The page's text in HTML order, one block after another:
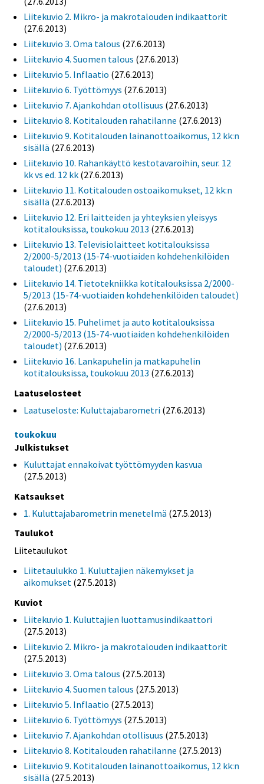
Liitekuvio 2. Mikro- ja makrotalouden indikaattorit
(27.6.2013)
Liitekuvio 3. Oma talous (27.6.2013)
Liitekuvio 4. Suomen talous (27.6.2013)
Liitekuvio 5. Inflaatio (27.6.2013)
Liitekuvio 6. Työttömyys (27.6.2013)
Liitekuvio 7. Ajankohdan otollisuus (27.6.2013)
Liitekuvio 8. Kotitalouden rahatilanne (27.6.2013)
Liitekuvio 9. Kotitalouden lainanottoaikomus, 12 kk:n
sisällä (27.6.2013)
Liitekuvio 10. Rahankäyttö kestotavaroihin, seur. 12
kk vs ed. 12 kk (27.6.2013)
Liitekuvio 11. Kotitalouden ostoaikomukset, 12 kk:n
sisällä (27.6.2013)
Liitekuvio 12. Eri laitteiden ja yhteyksien yleisyys
kotitalouksissa, toukokuu 2013 (27.6.2013)
Liitekuvio 13. Televisiolaitteet kotitalouksissa
2/2000-5/2013 (15-74-vuotiaiden kohdehenkilöiden
taloudet) (27.6.2013)
Liitekuvio 14. Tietotekniikka kotitalouksissa 2/2000-
5/2013 (15-74-vuotiaiden kohdehenkilöiden taloudet)
(27.6.2013)
Liitekuvio 15. Puhelimet ja auto kotitalouksissa
2/2000-5/2013 (15-74-vuotiaiden kohdehenkilöiden
taloudet) (27.6.2013)
Liitekuvio 16. Lankapuhelin ja matkapuhelin
kotitalouksissa, toukokuu 2013 (27.6.2013)
Laatuselosteet
Laatuseloste: Kuluttajabarometri (27.6.2013)
toukokuu
Julkistukset
Kuluttajat ennakoivat työttömyyden kasvua
(27.5.2013)
Katsaukset
1. Kuluttajabarometrin menetelmä (27.5.2013)
Taulukot
Liitetaulukot
Liitetaulukko 1. Kuluttajien näkemykset ja
aikomukset (27.5.2013)
Kuviot
Liitekuvio 1. Kuluttajien luottamusindikaattori
(27.5.2013)
Liitekuvio 2. Mikro- ja makrotalouden indikaattorit
(27.5.2013)
Liitekuvio 3. Oma talous (27.5.2013)
Liitekuvio 4. Suomen talous (27.5.2013)
Liitekuvio 5. Inflaatio (27.5.2013)
Liitekuvio 6. Työttömyys (27.5.2013)
Liitekuvio 7. Ajankohdan otollisuus (27.5.2013)
Liitekuvio 8. Kotitalouden rahatilanne (27.5.2013)
Liitekuvio 9. Kotitalouden lainanottoaikomus, 12 kk:n
sisällä (27.5.2013)